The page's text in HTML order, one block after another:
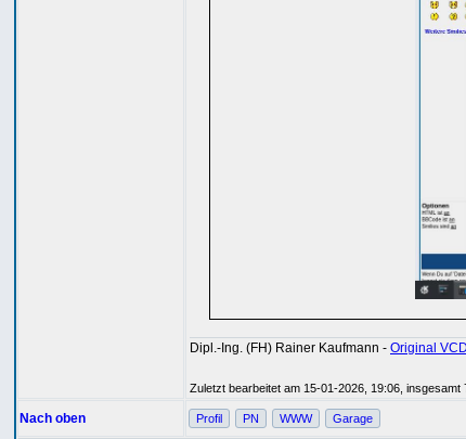
Dipl.-Ing. (FH) Rainer Kaufmann - Original
Zuletzt bearbeitet am 15-01-2026, 19:06, insgesamt
Nach oben Profil PN WWW Garage